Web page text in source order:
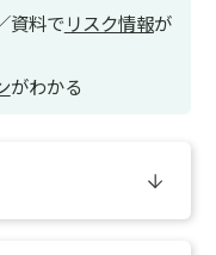
資料でリスク情報が
がわかる